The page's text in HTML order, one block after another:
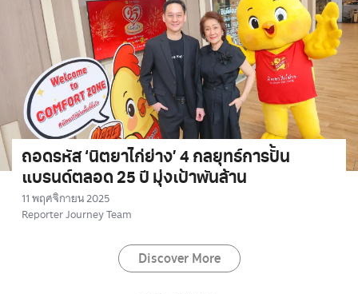
ถอดรหัส ‘นิตยาไก่ย่าง’ 4 กลยุทธ์การปั้น
แบรนด์ตลอด 25 ปี มุ่งเป้าพันล้าน
11 พฤศจิกายน 2025
Reporter Journey Team
Discover More